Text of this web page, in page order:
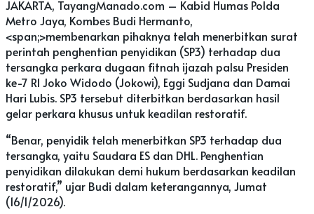
JAKARTA, TayangManado.com – Kabid Humas Polda
Metro Jaya, Kombes Budi Hermanto,
<span;>membenarkan pihaknya telah menerbitkan surat
perintah penghentian penyidikan (SP3) terhadap dua
tersangka perkara dugaan fitnah ijazah palsu Presiden
ke-7 RI Joko Widodo (Jokowi), Eggi Sudjana dan Damai
Hari Lubis. SP3 tersebut diterbitkan berdasarkan hasil
gelar perkara khusus untuk keadilan restoratif.
“Benar, penyidik telah menerbitkan SP3 terhadap dua
tersangka, yaitu Saudara ES dan DHL. Penghentian
penyidikan dilakukan demi hukum berdasarkan keadilan
restoratif,” ujar Budi dalam keterangannya, Jumat
(16/1/2026).